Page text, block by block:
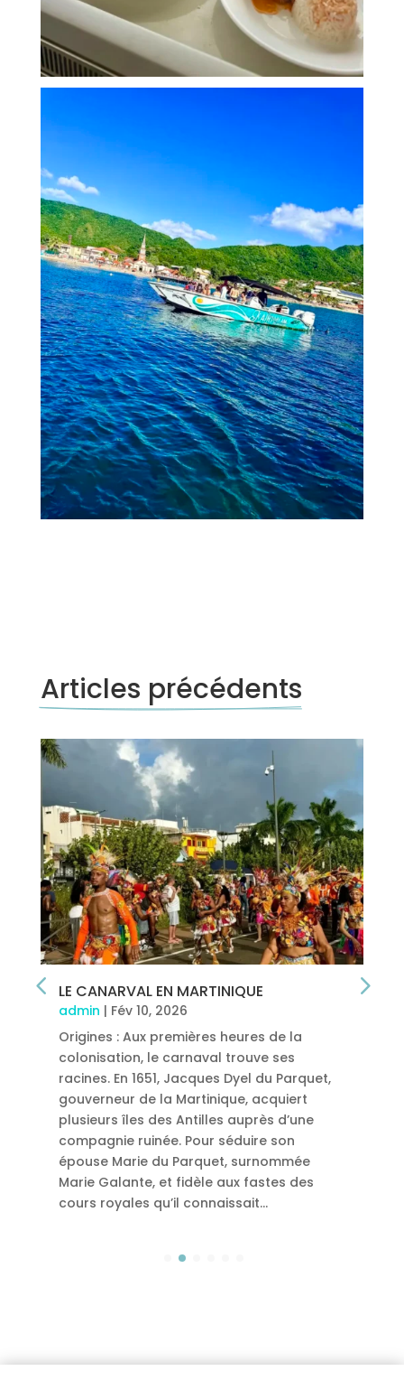
Articles précédents
LE CANARVAL EN MARTINIQUE
admin | Fév 10, 2026
Origines : Aux premières heures de la
colonisation, le carnaval trouve ses
racines. En 1651, Jacques Dyel du Parquet,
gouverneur de la Martinique, acquiert
plusieurs îles des Antilles auprès d’une
compagnie ruinée. Pour séduire son
épouse Marie du Parquet, surnommée
Marie Galante, et fidèle aux fastes des
cours royales qu’il connaissait…